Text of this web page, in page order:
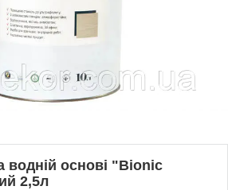
водній основі "Bionic
2,5л